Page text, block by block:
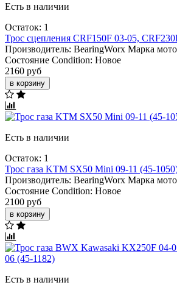
Есть в наличии
Остаток: 1
Трос сцепления CRF150F 03-05,
Производитель: BearingWorx Марка
Состояние Condition: Новое
2160 руб
в корзину
Есть в наличии
Остаток: 1
Трос газа KTM SX50 Mini 09-11 (45-
Производитель: BearingWorx Марка
Состояние Condition: Новое
2100 руб
в корзину
Есть в наличии